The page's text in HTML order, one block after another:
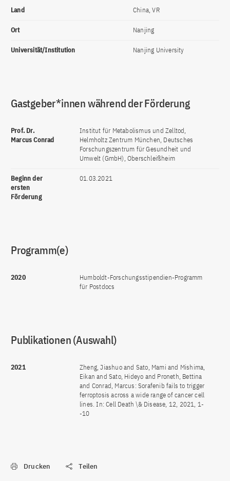
Land China, VR
Ort Nanjing
Universität/Institution Nanjing University
Gastgeber*innen während der Förderung
Prof. Dr.
Marcus Conrad
Institut für Metabolismus und Zelltod,
Helmholtz Zentrum München, Deutsches
Forschungszentrum für Gesundheit und
Umwelt (GmbH), Oberschleißheim
Beginn der
ersten
Förderung
01.03.2021
Programm(e)
2020
Humboldt-Forschungsstipendien-Programm
für Postdocs
Publikationen (Auswahl)
2021
Zheng, Jiashuo and Sato, Mami and Mishima,
Eikan and Sato, Hideyo and Proneth, Bettina
and Conrad, Marcus: Sorafenib fails to trigger
ferroptosis across a wide range of cancer cell
lines. In: Cell Death \& Disease, 12, 2021, 1-
-10
Drucken Teilen